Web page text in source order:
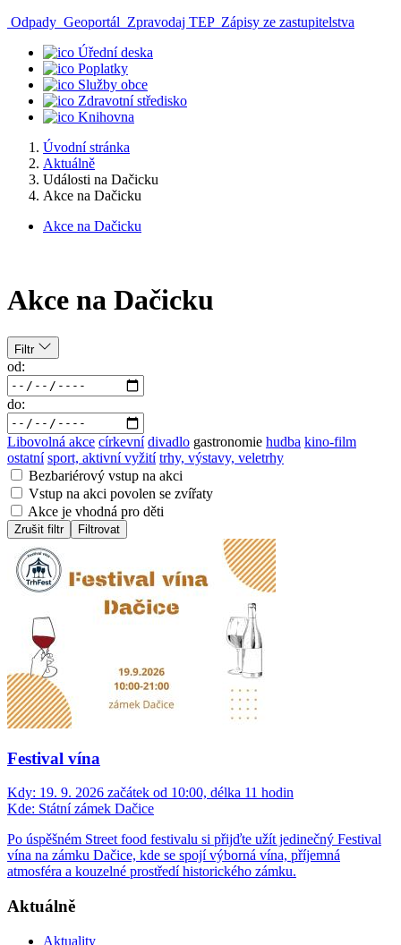
Odpady Geoportál Zpravodaj TEP Zápisy ze zastupitelstva
Úřední deska
Poplatky
Služby obce
Zdravotní středisko
Knihovna
Úvodní stránka
Aktuálně
Události na Dačicku
Akce na Dačicku
Akce na Dačicku
Akce na Dačicku
Filtr
od:
do:
Libovolná akce církevní divadlo gastronomie hudba kino-film
ostatní sport, aktivní vyžití trhy, výstavy, veletrhy
Bezbariérový vstup na akci
Vstup na akci povolen se zvířaty
Akce je vhodná pro děti
Zrušit filtr Filtrovat
Festival vína
Kdy: 19. 9. 2026 začátek od 10:00, délka 11 hodin
Kde: Státní zámek Dačice
Po úspěšném Street food festivalu si přijďte užít jedinečný Festival
vína na zámku Dačice, kde se spojí výborná vína, příjemná
atmosféra a kouzelné prostředí historického zámku.
Aktuálně
Aktuality